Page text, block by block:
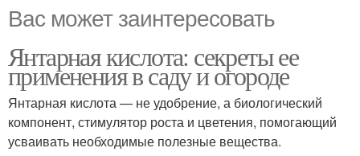
Вас может заинтересовать
Янтарная кислота: секреты ее
применения в саду и огороде
Янтарная кислота — не удобрение, а биологический
компонент, стимулятор роста и цветения, помогающий
усваивать необходимые полезные вещества.